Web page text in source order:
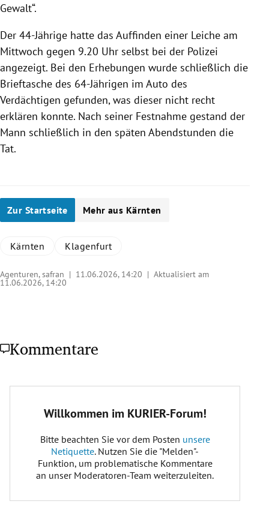
Gewalt“.
Der 44-Jährige hatte das Auffinden einer Leiche am
Mittwoch gegen 9.20 Uhr selbst bei der Polizei
angezeigt. Bei den Erhebungen wurde schließlich die
Brieftasche des 64-Jährigen im Auto des
Verdächtigen gefunden, was dieser nicht recht
erklären konnte. Nach seiner Festnahme gestand der
Mann schließlich in den späten Abendstunden die
Tat.
Zur Startseite Mehr aus Kärnten
Kärnten Klagenfurt
Agenturen, safran | 11.06.2026, 14:20 | Aktualisiert am
11.06.2026, 14:20
Kommentare